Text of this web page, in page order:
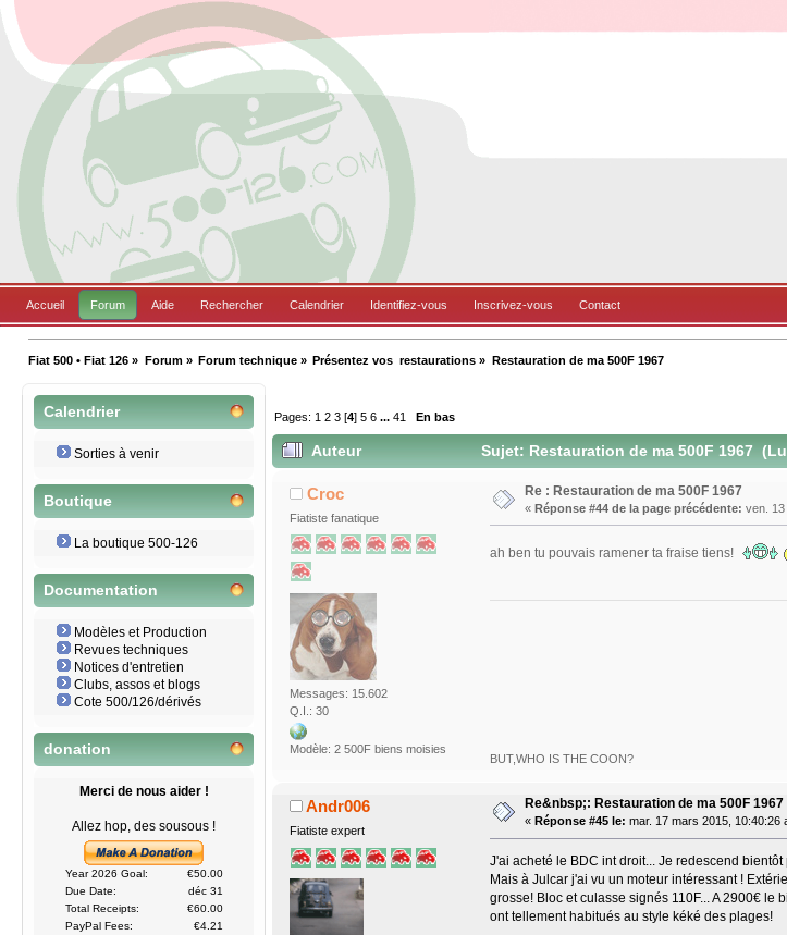
Accueil Forum Aide Rechercher Calendrier Identifiez-vous Inscrivez-vous Contact
Fiat 500 • Fiat 126 » Forum» Forum technique» Présentez vos  restaurations » Restauration de ma 500F 1967
Calendrier
Sorties à venir
Boutique
La boutique 500-126
Documentation
Modèles et Production
Revues techniques
Notices d'entretien
Clubs, assos et blogs
Cote 500/126/dérivés
donation
Merci de nous aider !
Allez hop, des sousous !
Year 2026 Goal:
€50.00
Due Date:
déc 31
Total Receipts:
€60.00
PayPal Fees:
€4.21
Pages: 1 2 3 [4]5 6 ...41 En bas
Auteur Sujet: Restauration de ma 500F 1967
Croc
Fiatiste fanatique
Messages: 15.602
Q.I.: 30
Modèle: 2 500F biens moisies
Re : Restauration de ma 500F 1967
« Réponse #44 de la page précédente: ven.
ah ben tu pouvais ramener ta fraise tiens!
BUT,WHO IS THE COON?
Andr006
Fiatiste expert
Re&nbsp;: Restauration de ma 500F 1967
« Réponse #45 le: mar. 17 mars 2015, 10:40:26
J'ai acheté le BDC int droit... Je redescend bientôt
Mais à Julcar j'ai vu un moteur intéressant !
grosse! Bloc et culasse signés 110F... A 2900€
ont tellement habitués au style kéké des plages!